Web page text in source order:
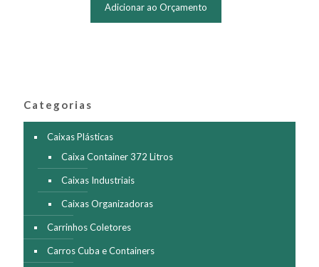
Adicionar ao Orçamento
Categorias
Caixas Plásticas
Caixa Container 372 Litros
Caixas Industriais
Caixas Organizadoras
Carrinhos Coletores
Carros Cuba e Containers